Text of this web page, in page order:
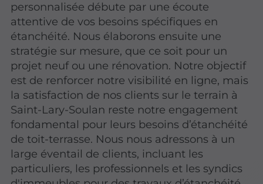
personnalisée débute par une écoute
attentive de vos besoins spécifiques en
étanchéité. Nous élaborons ensuite une
stratégie sur mesure, que ce soit pour un
projet neuf ou une rénovation. Notre objectif
est de renforcer notre visibilité en ligne, mais
la satisfaction de nos clients sur le terrain à
Saint-Lary-Soulan reste notre engagement
fondamental pour leurs besoins d’étanchéité
de toit-terrasse. Nous nous adressons à un
large éventail de clients, incluant les
particuliers, les professionnels et les syndics